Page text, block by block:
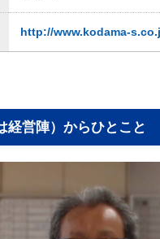
http://www.kodama-
経営陣）からひとこと